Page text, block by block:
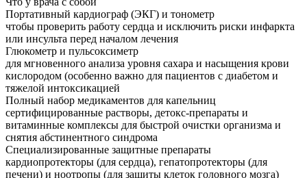
Портативный кардиограф (ЭКГ) и тонометр
чтобы проверить работу сердца и исключить риски инфаркта
или инсульта перед началом лечения
Глюкометр и пульсоксиметр
для мгновенного анализа уровня сахара и насыщения крови
кислородом (особенно важно для пациентов с диабетом и
тяжелой интоксикацией
Полный набор медикаментов для капельниц
сертифицированные растворы, детокс-препараты и
витаминные комплексы для быстрой очистки организма и
снятия абстинентного синдрома
Специализированные защитные препараты
кардиопротекторы (для сердца), гепатопротекторы (для
печени) и ноотропы (для защиты клеток головного мозга)